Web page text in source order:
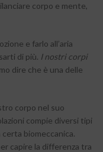
corpo e mente,
e farlo all’aria
di più. I nostri corpi
dire che è una delle
corpo nel suo
compie diversi tipi
biomeccanica.
capire la differenza tra